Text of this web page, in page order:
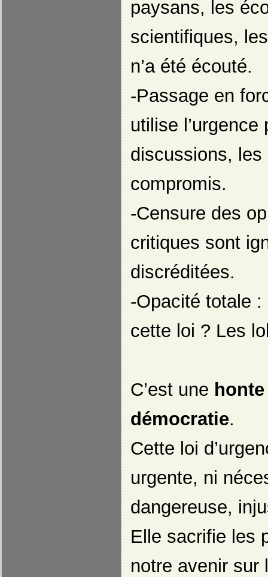
paysans, les
scientifiques,
n’a été écouté.
-Passage en
utilise
discussions,
compromis.
-Censure des
critiques sont
discréditées.
-Opacité totale
cette loi ? Les
C’est une
démocratie.
Cette loi
urgente, ni
dangereuse,
Elle sacrifie les
notre avenir sur